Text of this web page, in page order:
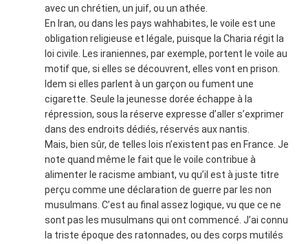
avec un chrétien, un juif, ou un athée.
En Iran, ou dans les pays wahhabites, le voile est une
obligation religieuse et légale, puisque la Charia régit la
loi civile. Les iraniennes, par exemple, portent le voile au
motif que, si elles se découvrent, elles vont en prison.
Idem si elles parlent à un garçon ou fument une
cigarette. Seule la jeunesse dorée échappe à la
répression, sous la réserve expresse d’aller s’exprimer
dans des endroits dédiés, réservés aux nantis.
Mais, bien sûr, de telles lois n’existent pas en France. Je
note quand même le fait que le voile contribue à
alimenter le racisme ambiant, vu qu’il est à juste titre
perçu comme une déclaration de guerre par les non
musulmans. C’est au final assez logique, vu que ce ne
sont pas les musulmans qui ont commencé. J’ai connu
la triste époque des ratonnades, ou des corps mutilés